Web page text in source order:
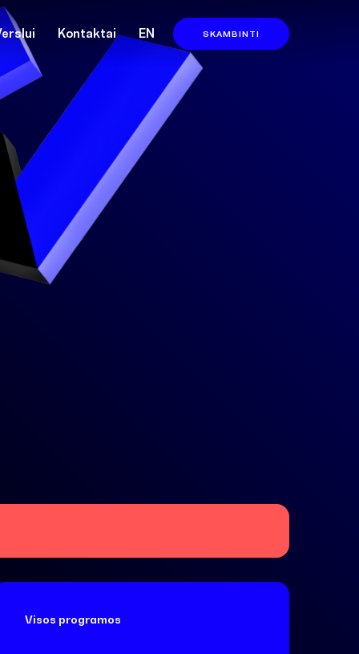
Kontaktai EN SKAMBINTI
Visos programos